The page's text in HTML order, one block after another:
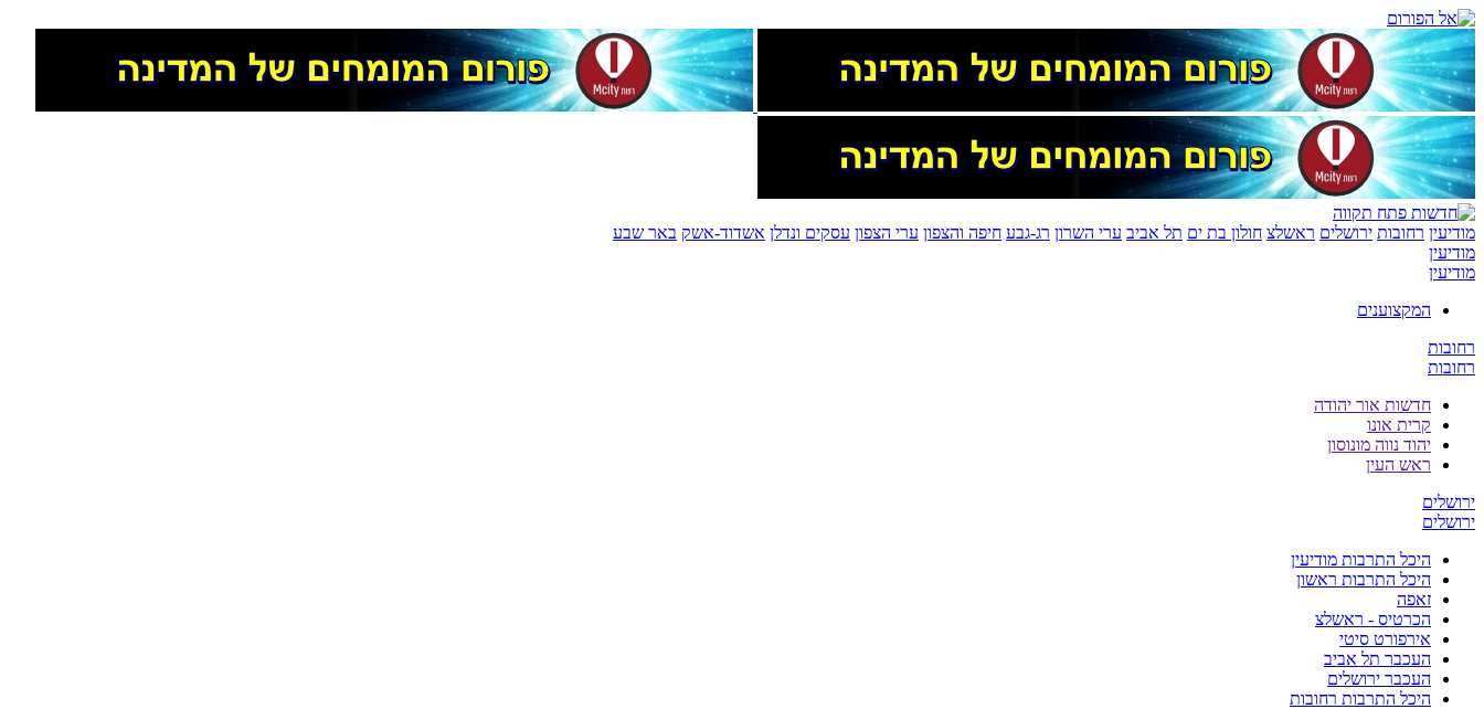
מודיעין רחובות ירושלים ראשלצ חולון בת ים תל אביב ערי השרון רג-גבע חיפה והצפון ערי הצפון עסקים ונדלן אשדוד-אשק באר שבע
מודיעין
מודיעין
המקצוענים
רחובות
רחובות
חדשות אור יהודה
קרית אונו
יהוד נווה מונוסון
ראש העין
ירושלים
ירושלים
היכל התרבות מודיעין
היכל התרבות ראשון
זאפה
הכרטיס - ראשלצ
אירפורט סיטי
העכבר תל אביב
העכבר ירושלים
היכל התרבות רחובות